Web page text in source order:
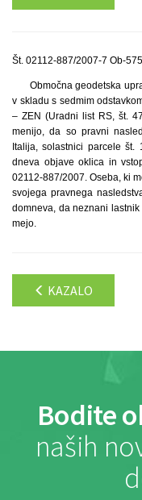
Št. 02112-887/2007-7 Ob-
Območna geodetska
v skladu s sedmim
– ZEN (Uradni list RS, št.
menijo, da so pravni
Italija, solastnici parcele
dneva objave oklica in
02112-887/2007. Oseba, ki
svojega pravnega
domneva, da neznani
mejo.
KAZALO
Bodite
naših